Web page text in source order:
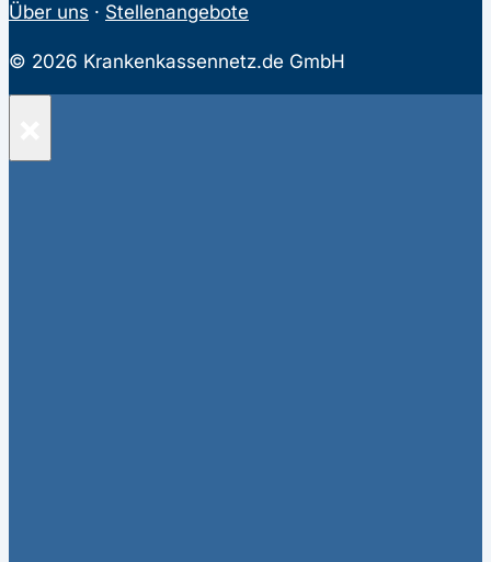
Über uns · Stellenangebote
© 2026 Krankenkassennetz.de GmbH